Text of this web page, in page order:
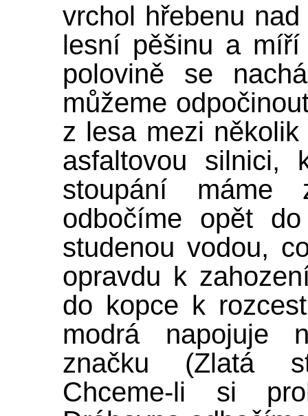
vrchol hřebenu
lesní pěšinu a
polovině se
můžeme
z lesa mezi
asfaltovou silnici,
stoupání
odbočíme opět
studenou vodou,
opravdu k
do kopce k
modrá napojuje
značku (Zlatá
Chceme-li si